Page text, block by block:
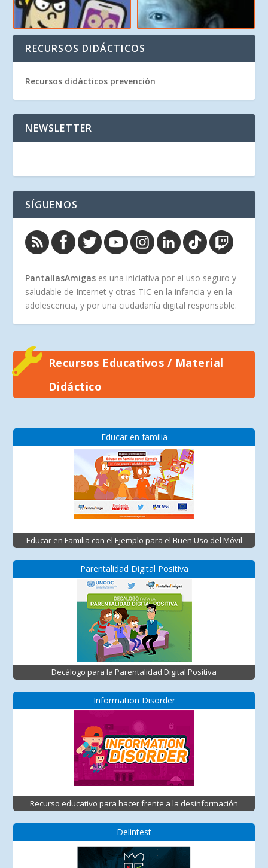
RECURSOS DIDÁCTICOS
Recursos didácticos prevención
NEWSLETTER
SÍGUENOS
PantallasAmigas es una iniciativa por el uso seguro y
saludable de Internet y otras TIC en la infancia y en la
adolescencia, y por una ciudadanía digital responsable.
Recursos Educativos / Material
Didáctico
Educar en familia
Educar en Familia con el Ejemplo para el Buen Uso del Móvil
Parentalidad Digital Positiva
Decálogo para la Parentalidad Digital Positiva
Information Disorder
Recurso educativo para hacer frente a la desinformación
Delintest